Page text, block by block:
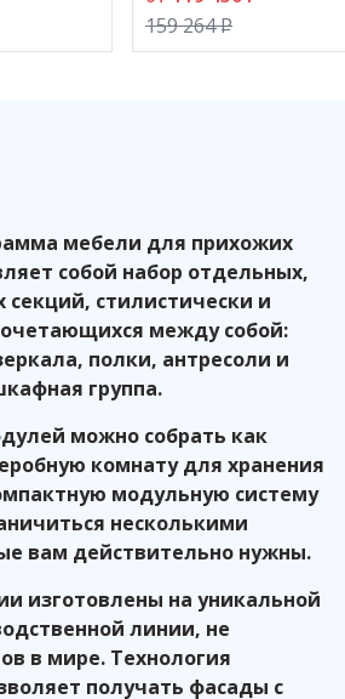
ЛДСП, производства
и МДФ, производства
159 264P
мебели для прихожих
собой набор отдельных,
секций, стилистически и
между собой:
полки, антресоли и
группа.
можно собрать как
комнату для хранения
модульную систему
несколькими
вам действительно нужны.
изготовлены на уникальной
линии, не
в мире. Технология
получать фасады с